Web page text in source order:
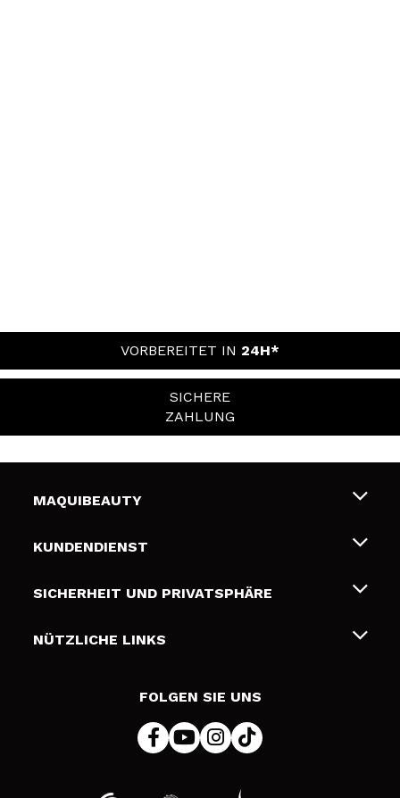
VORBEREITET IN 24H*
SICHERE
ZAHLUNG
MAQUIBEAUTY
Über uns
Geschenkkarten
KUNDENDIENST
Liefer- und Versandkosten
Zahlung
SICHERHEIT UND PRIVATSPHÄRE
Bedingungen und Datenschutz
NÜTZLICHE LINKS
FOLGEN SIE UNS